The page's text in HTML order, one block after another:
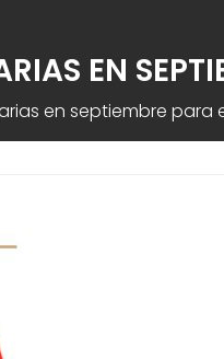
EN
en septiembre para